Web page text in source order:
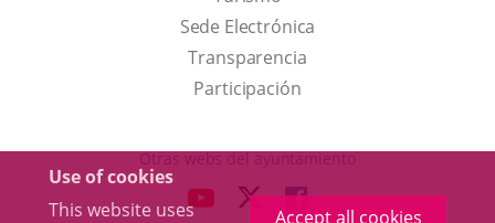
Use of cookies
This website uses
Accept all cookies
link
will
open
a
up
Sede Electrónica
Transparencia
Participación
Otras webs del ayuntamiento
LINK LINKLINK